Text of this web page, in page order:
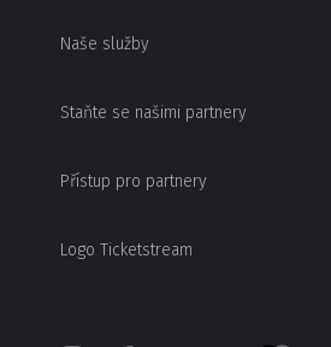
Naše služby
Staňte se našimi partnery
Přístup pro partnery
Logo Ticketstream